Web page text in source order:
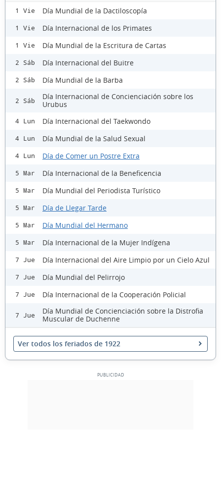
1 Vie Día Mundial de la Dactiloscopía
1 Vie Día Internacional de los Primates
1 Vie Día Mundial de la Escritura de Cartas
2 Sáb Día Internacional del Buitre
2 Sáb Día Mundial de la Barba
2 Sáb
Día Internacional de Concienciación sobre los
Urubus
4 Lun Día Internacional del Taekwondo
4 Lun Día Mundial de la Salud Sexual
4 Lun Día de Comer un Postre Extra
5 Mar Día Internacional de la Beneficencia
5 Mar Día Mundial del Periodista Turístico
5 Mar Día de Llegar Tarde
5 Mar Día Mundial del Hermano
5 Mar Día Internacional de la Mujer Indígena
7 Jue Día Internacional del Aire Limpio por un Cielo Azul
7 Jue Día Mundial del Pelirrojo
7 Jue Día Internacional de la Cooperación Policial
7 Jue
Día Mundial de Concienciación sobre la Distrofia
Muscular de Duchenne
Ver todos los feriados de 1922